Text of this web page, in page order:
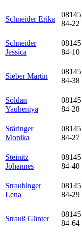
Schneider Erika
08145
84-22
Schneider
Jessica
08145
84-10
Sieber Martin
08145
84-38
Soldan
Yauheniya
08145
84-28
Stäringer
Monika
08145
84-27
Steinitz
Johannes
08145
84-40
Straubinger
Lena
08145
84-29
Strauß Günter
08145
84-64